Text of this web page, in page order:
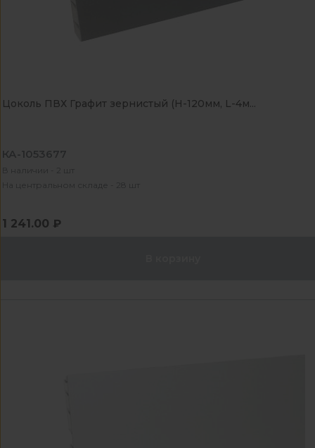
Цоколь ПВХ Графит зернистый (H-120мм, L-4м...
КА-1053677
В наличии - 2 шт
На центральном складе - 28 шт
1 241.00 ₽